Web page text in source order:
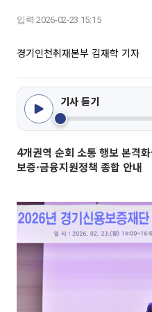
입력 2026-02-23 15:15
경기인천취재본부 김재학 기자
기사 듣기
4개권역 순회 소통 행보 본격
보증·금융지원정책 종합 안내